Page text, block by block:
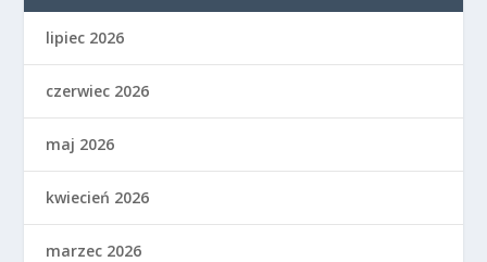
lipiec 2026
czerwiec 2026
maj 2026
kwiecień 2026
marzec 2026